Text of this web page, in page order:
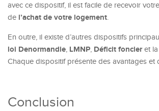
avec ce dispositif, il est facile de recevoir
de l’achat de votre logement.
En outre, il existe d’autres dispositifs
loi Denormandie, LMNP, Déficit foncieret la
Chaque dispositif présente des avantages et
Conclusion